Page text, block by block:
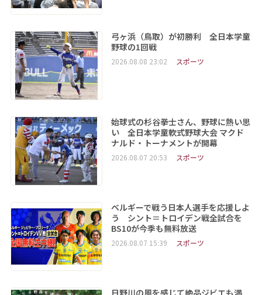
弓ヶ浜（鳥取）が初勝利 全日本学童
野球の1回戦
2026.08.08 23:02 スポーツ
始球式の杉谷拳士さん、野球に熱い思
い 全日本学童軟式野球大会 マクド
ナルド・トーナメントが開幕
2026.08.07 20:53 スポーツ
ベルギーで戦う日本人選手を応援しよ
う シント＝トロイデン戦全試合を
BS10が今季も無料放送
2026.08.07 15:39 スポーツ